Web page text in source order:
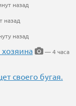
назад
назад
назад
— 4 часа
своего бугая.